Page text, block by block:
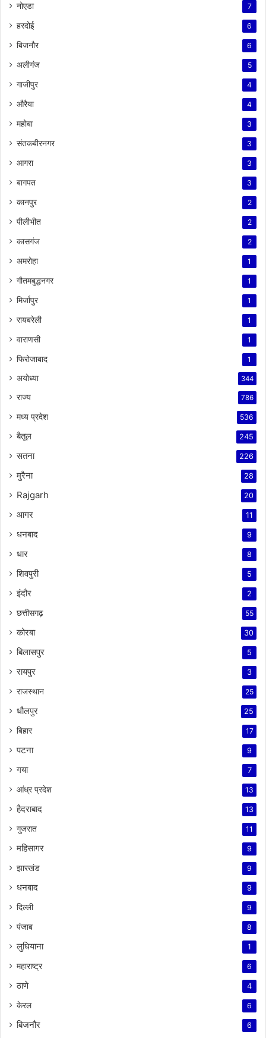
नोएडा 7
हरदोई 6
बिजनौर 6
अलीगंज 5
गाजीपुर 4
औरैया 4
महोबा 3
संतकबीरनगर 3
आगरा 3
बागपत 3
कानपुर 2
पीलीभीत 2
कासगंज 2
अमरोहा 1
गौतमबुद्धनगर 1
मिर्जापुर 1
रायबरेली 1
वाराणसी 1
फिरोजाबाद 1
अयोध्या 344
राज्य 786
मध्य प्रदेश 536
बैतूल 245
सतना 226
मुरैना 28
Rajgarh 20
आगर 11
धनबाद 9
धार 8
शिवपुरी 5
इंदौर 2
छत्तीसगढ़ 55
कोरबा 30
बिलासपुर 5
रायपुर 3
राजस्थान 25
धौलपुर 25
बिहार 17
पटना 9
गया 7
आंध्र प्रदेश 13
हैदराबाद 13
गुजरात 11
महिसागर 9
झारखंड 9
धनबाद 9
दिल्ली 9
पंजाब 8
लुधियाना 1
महाराष्ट्र 6
ठाणे 4
केरल 6
बिजनौर 6